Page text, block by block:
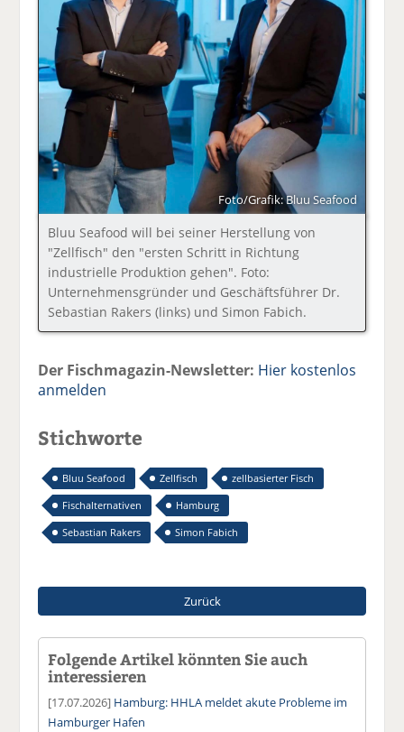
Foto/Grafik: Bluu Seafood
Bluu Seafood will bei seiner Herstellung von
"Zellfisch" den "ersten Schritt in Richtung
industrielle Produktion gehen". Foto:
Unternehmensgründer und Geschäftsführer Dr.
Sebastian Rakers (links) und Simon Fabich.
Der Fischmagazin-Newsletter: Hier kostenlos
anmelden
Stichworte
Bluu Seafood Zellfisch
zellbasierter Fisch
Fischalternativen
Hamburg
Sebastian Rakers
Simon Fabich
Zurück
Folgende Artikel könnten Sie auch
interessieren
[17.07.2026] Hamburg: HHLA meldet akute Probleme im
Hamburger Hafen